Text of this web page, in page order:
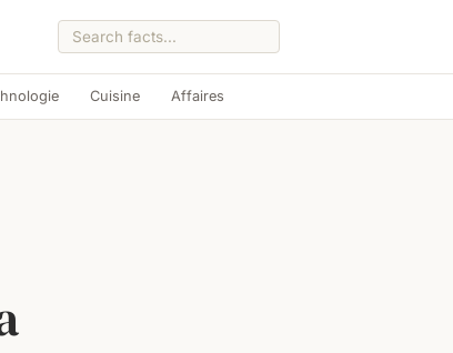
Cuisine Affaires